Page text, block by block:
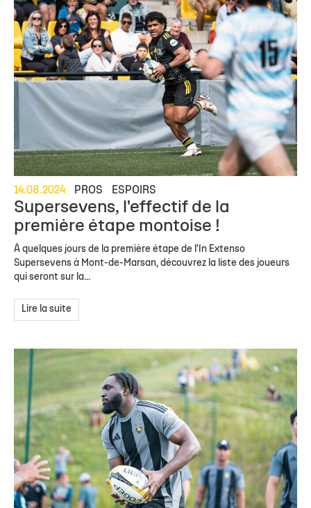
14.08.2024 PROS ESPOIRS
Supersevens, l'effectif de la
première étape montoise !
À quelques jours de la première étape de l'In Extenso
Supersevens à Mont-de-Marsan, découvrez la liste des joueurs
qui seront sur la...
Lire la suite